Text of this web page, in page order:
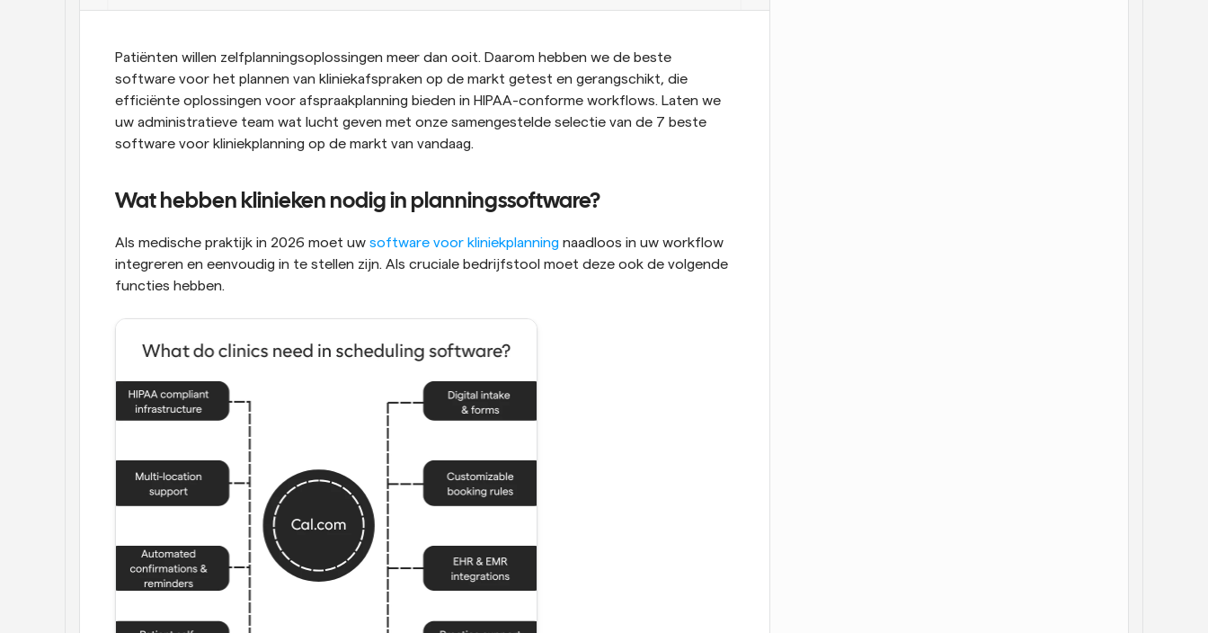
Patiënten willen zelfplanningsoplossingen meer dan ooit. Daarom hebben we de beste
software voor het plannen van kliniekafspraken op de markt getest en gerangschikt, die
efficiënte oplossingen voor afspraakplanning bieden in HIPAA-conforme workflows. Laten we
uw administratieve team wat lucht geven met onze samengestelde selectie van de 7 beste
software voor kliniekplanning op de markt van vandaag.
Wat hebben klinieken nodig in planningssoftware?
Als medische praktijk in 2026 moet uw software voor kliniekplanning naadloos in uw workflow
integreren en eenvoudig in te stellen zijn. Als cruciale bedrijfstool moet deze ook de volgende
functies hebben.